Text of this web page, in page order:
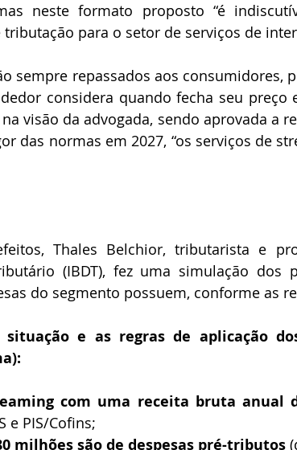
neste formato proposto “é
para o setor de serviços de
sempre repassados aos consumidores,
considera quando fecha seu preço
visão da advogada, sendo aprovada a
das normas em 2027, “os serviços de
Thales Belchior, tributarista e
(IBDT), fez uma simulação dos
do segmento possuem, conforme as
situação e as regras de aplicação
e PIS/Cofins;
milhões são de despesas pré-tributos